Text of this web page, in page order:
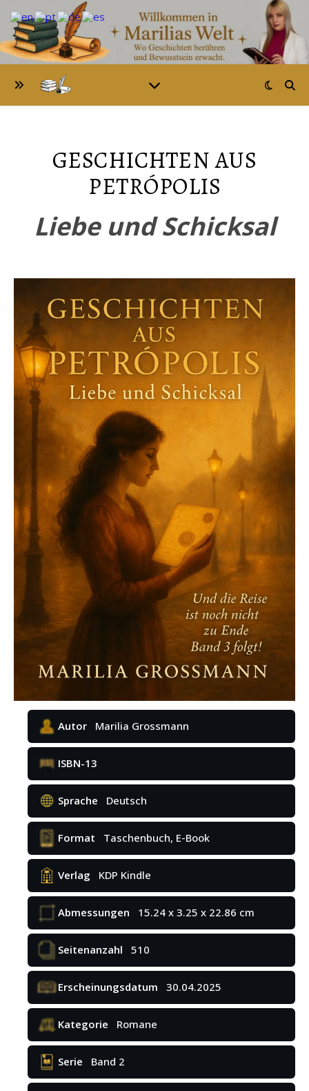
GESCHICHTEN AUS
PETRÓPOLIS
Liebe und Schicksal
Autor Marilia Grossmann
ISBN-13
Sprache Deutsch
Format Taschenbuch, E-Book
Verlag KDP Kindle
Abmessungen 15.24 x 3.25 x 22.86 cm
Seitenanzahl 510
Erscheinungsdatum 30.04.2025
Kategorie Romane
Serie Band 2